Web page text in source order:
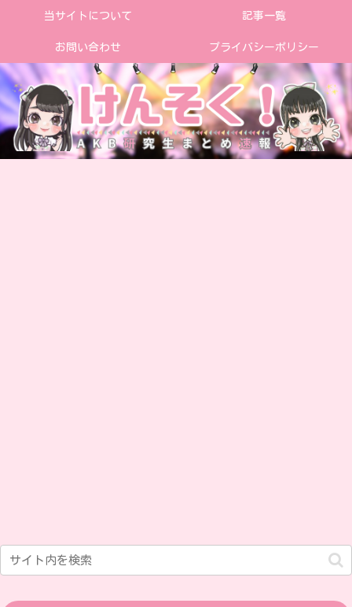
当サイトについて 記事一覧
お問い合わせ プライバシーポリシー